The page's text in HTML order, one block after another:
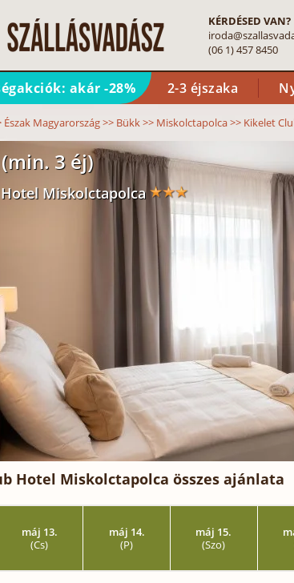
KÉRDÉSED VAN?
(06 1) 457 8450
akár -28% 2-3 éjszaka
Észak Magyarország>> Bükk>> Miskolctapolca>> Kikelet
3 éj)
Miskolctapolca
Hotel Miskolctapolca összes ajánlata
máj 13.
(Cs)
máj 14.
(P)
máj 15.
(Szo)